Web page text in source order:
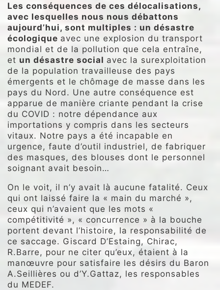
Les conséquences de ces délocalisations,
avec lesquelles nous nous débattons
aujourd’hui, sont multiples : un désastre
écologique avec une explosion du transport
mondial et de la pollution que cela entraîne,
et un désastre social avec la surexploitation
de la population travailleuse des pays
émergents et le chômage de masse dans les
pays du Nord. Une autre conséquence est
apparue de manière criante pendant la crise
du COVID : notre dépendance aux
importations y compris dans les secteurs
vitaux. Notre pays a été incapable en
urgence, faute d’outil industriel, de fabriquer
des masques, des blouses dont le personnel
soignant avait besoin…
On le voit, il n’y avait là aucune fatalité. Ceux
qui ont laissé faire la « main du marché »,
ceux qui n’avaient que les mots «
compétitivité », « concurrence » à la bouche
portent devant l’histoire, la responsabilité de
ce saccage. Giscard D’Estaing, Chirac,
R.Barre, pour ne citer qu’eux, étaient à la
manœuvre pour satisfaire les désirs du Baron
A.Seillières ou d’Y.Gattaz, les responsables
du MEDEF.